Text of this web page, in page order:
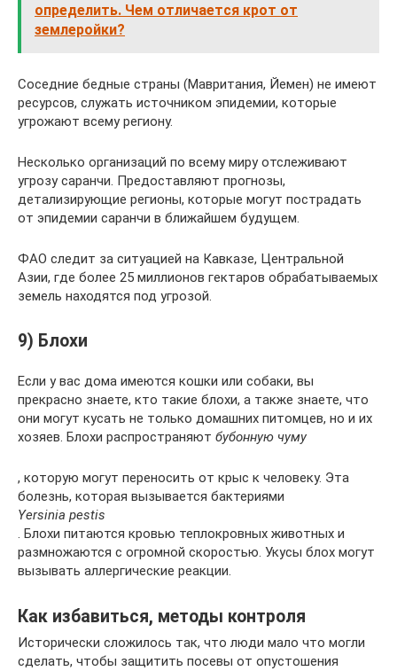
определить. Чем отличается крот от
землеройки?
Соседние бедные страны (Мавритания, Йемен) не имеют
ресурсов, служать источником эпидемии, которые
угрожают всему региону.
Несколько организаций по всему миру отслеживают
угрозу саранчи. Предоставляют прогнозы,
детализирующие регионы, которые могут пострадать
от эпидемии саранчи в ближайшем будущем.
ФАО следит за ситуацией на Кавказе, Центральной
Азии, где более 25 миллионов гектаров обрабатываемых
земель находятся под угрозой.
9) Блохи
Если у вас дома имеются кошки или собаки, вы
прекрасно знаете, кто такие блохи, а также знаете, что
они могут кусать не только домашних питомцев, но и их
хозяев. Блохи распространяют бубонную чуму
, которую могут переносить от крыс к человеку. Эта
болезнь, которая вызывается бактериями
Yersinia pestis
. Блохи питаются кровью теплокровных животных и
размножаются с огромной скоростью. Укусы блох могут
вызывать аллергические реакции.
Как избавиться, методы контроля
Исторически сложилось так, что люди мало что могли
сделать, чтобы защитить посевы от опустошения